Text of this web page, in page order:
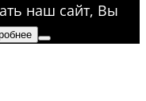
наш сайт, Вы